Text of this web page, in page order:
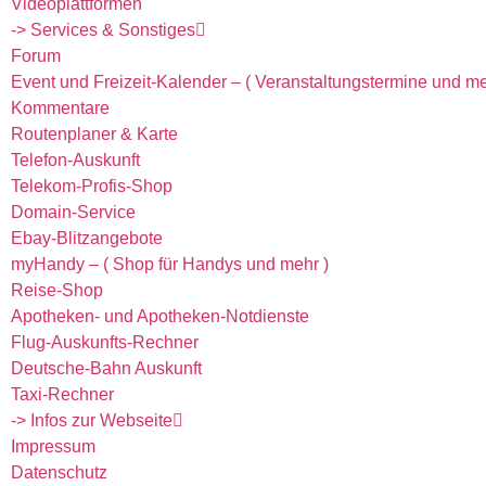
Videoplattformen
-> Services & Sonstiges
Forum
Event und Freizeit-Kalender – ( Veranstaltungstermine und
Kommentare
Routenplaner & Karte
Telefon-Auskunft
Telekom-Profis-Shop
Domain-Service
Ebay-Blitzangebote
myHandy – ( Shop für Handys und mehr )
Reise-Shop
Apotheken- und Apotheken-Notdienste
Flug-Auskunfts-Rechner
Deutsche-Bahn Auskunft
Taxi-Rechner
-> Infos zur Webseite
Impressum
Datenschutz